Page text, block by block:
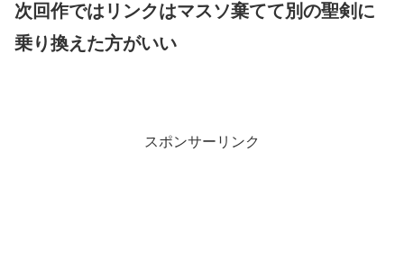
次回作ではリンクはマスソ棄てて別の聖剣に
乗り換えた方がいい
スポンサーリンク